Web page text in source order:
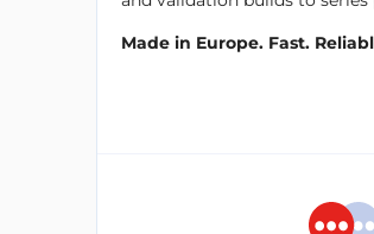
Made in Europe. Fast.